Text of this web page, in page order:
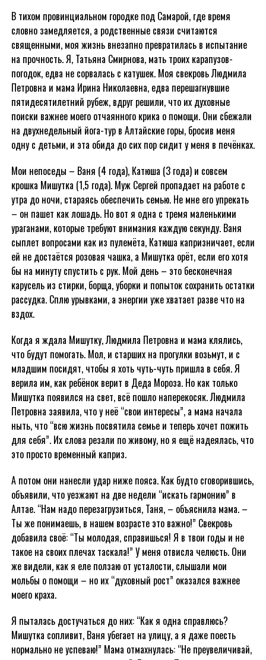
В тихом провинциальном городке под Самарой, где время
словно замедляется, а родственные связи считаются
священными, моя жизнь внезапно превратилась в испытание
на прочность. Я, Татьяна Смирнова, мать троих карапузов-
погодок, едва не сорвалась с катушек. Моя свекровь Людмила
Петровна и мама Ирина Николаевна, едва перешагнувшие
пятидесятилетний рубеж, вдруг решили, что их духовные
поиски важнее моего отчаянного крика о помощи. Они сбежали
на двухнедельный йога-тур в Алтайские горы, бросив меня
одну с детьми, и эта обида до сих пор сидит у меня в печёнках.
Мои непоседы – Ваня (4 года), Катюша (3 года) и совсем
крошка Мишутка (1,5 года). Муж Сергей пропадает на работе с
утра до ночи, стараясь обеспечить семью. Не мне его упрекать
– он пашет как лошадь. Но вот я одна с тремя маленькими
ураганами, которые требуют внимания каждую секунду. Ваня
сыплет вопросами как из пулемёта, Катюша капризничает, если
ей не достаётся розовая чашка, а Мишутка орёт, если его хотя
бы на минуту спустить с рук. Мой день – это бесконечная
карусель из стирки, борща, уборки и попыток сохранить остатки
рассудка. Сплю урывками, а энергии уже хватает разве что на
вздох.
Когда я ждала Мишутку, Людмила Петровна и мама клялись,
что будут помогать. Мол, и старших на прогулки возьмут, и с
младшим посидят, чтобы я хоть чуть-чуть пришла в себя. Я
верила им, как ребёнок верит в Деда Мороза. Но как только
Мишутка появился на свет, всё пошло наперекосяк. Людмила
Петровна заявила, что у неё “свои интересы”, а мама начала
ныть, что “всю жизнь посвятила семье и теперь хочет пожить
для себя”. Их слова резали по живому, но я ещё надеялась, что
это просто временный каприз.
А потом они нанесли удар ниже пояса. Как будто сговорившись,
объявили, что уезжают на две недели “искать гармонию” в
Алтае. “Нам надо перезагрузиться, Таня, – объяснила мама. –
Ты же понимаешь, в нашем возрасте это важно!” Свекровь
добавила своё: “Ты молодая, справишься! Я в твои годы и не
такое на своих плечах таскала!” У меня отвисла челюсть. Они
же видели, как я еле ползаю от усталости, слышали мои
мольбы о помощи – но их “духовный рост” оказался важнее
моего краха.
Я пыталась достучаться до них: “Как я одна справлюсь?
Мишутка сопливит, Ваня убегает на улицу, а я даже поесть
нормально не успеваю!” Мама отмахнулась: “Не преувеличивай,